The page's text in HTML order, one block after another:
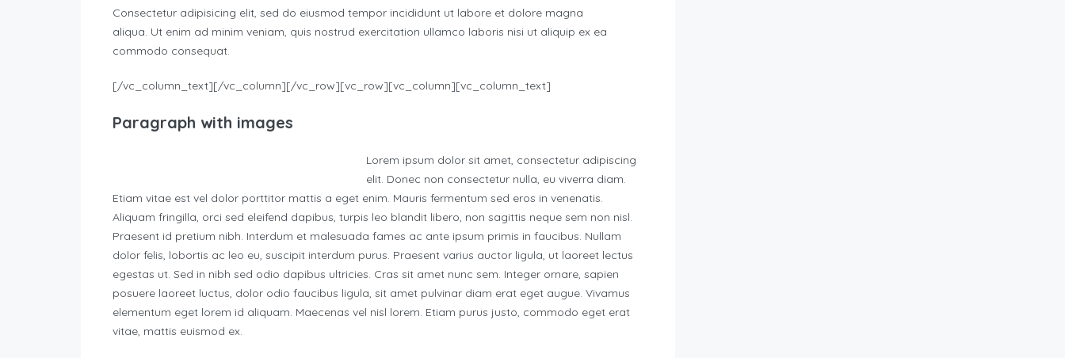
Consectetur adipisicing elit, sed do eiusmod tempor incididunt ut labore et dolore magna
aliqua. Ut enim ad minim veniam, quis nostrud exercitation ullamco laboris nisi ut aliquip ex ea
commodo consequat.
[/vc_column_text][/vc_column][/vc_row][vc_row][vc_column][vc_column_text]
Paragraph with images
Lorem ipsum dolor sit amet, consectetur adipiscing
elit. Donec non consectetur nulla, eu viverra diam.
Etiam vitae est vel dolor porttitor mattis a eget enim. Mauris fermentum sed eros in venenatis.
Aliquam fringilla, orci sed eleifend dapibus, turpis leo blandit libero, non sagittis neque sem non nisl.
Praesent id pretium nibh. Interdum et malesuada fames ac ante ipsum primis in faucibus. Nullam
dolor felis, lobortis ac leo eu, suscipit interdum purus. Praesent varius auctor ligula, ut laoreet lectus
egestas ut. Sed in nibh sed odio dapibus ultricies. Cras sit amet nunc sem. Integer ornare, sapien
posuere laoreet luctus, dolor odio faucibus ligula, sit amet pulvinar diam erat eget augue. Vivamus
elementum eget lorem id aliquam. Maecenas vel nisl lorem. Etiam purus justo, commodo eget erat
vitae, mattis euismod ex.